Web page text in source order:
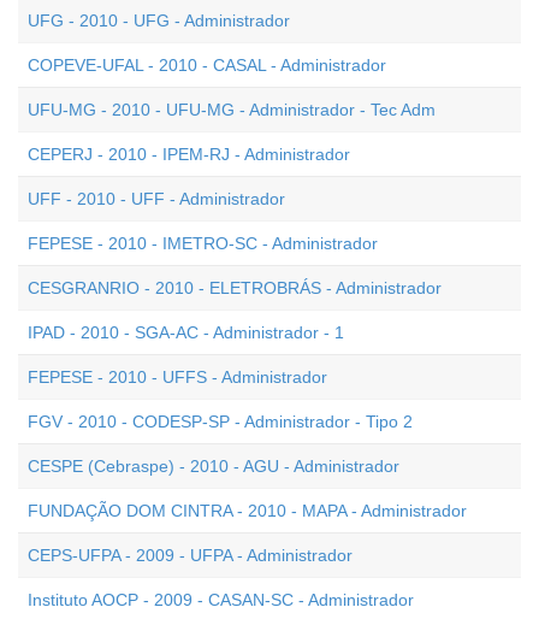
UFG - 2010 - UFG - Administrador
COPEVE-UFAL - 2010 - CASAL - Administrador
UFU-MG - 2010 - UFU-MG - Administrador - Tec Adm
CEPERJ - 2010 - IPEM-RJ - Administrador
UFF - 2010 - UFF - Administrador
FEPESE - 2010 - IMETRO-SC - Administrador
CESGRANRIO - 2010 - ELETROBRÁS - Administrador
IPAD - 2010 - SGA-AC - Administrador - 1
FEPESE - 2010 - UFFS - Administrador
FGV - 2010 - CODESP-SP - Administrador - Tipo 2
CESPE (Cebraspe) - 2010 - AGU - Administrador
FUNDAÇÃO DOM CINTRA - 2010 - MAPA - Administrador
CEPS-UFPA - 2009 - UFPA - Administrador
Instituto AOCP - 2009 - CASAN-SC - Administrador